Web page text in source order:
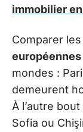
immobilier
Comparer
européennes
mondes :
demeurent
À l’autre
Sofia ou